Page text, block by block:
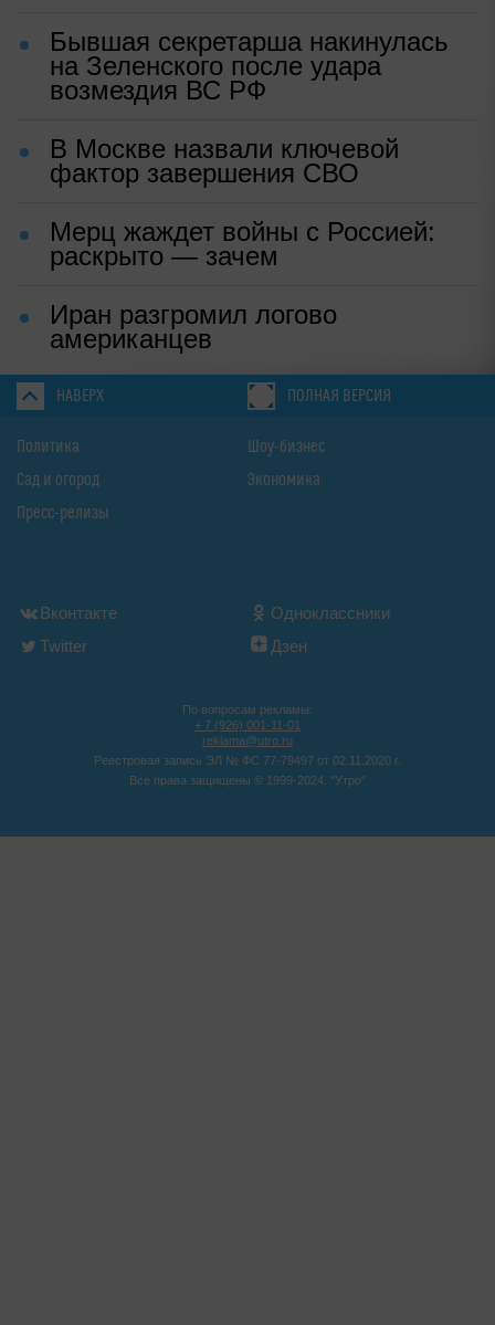
Бывшая секретарша накинулась
на Зеленского после удара
возмездия ВС РФ
В Москве назвали ключевой
фактор завершения СВО
Мерц жаждет войны с Россией:
раскрыто — зачем
Иран разгромил логово
американцев
НАВЕРХ ПОЛНАЯ ВЕРСИЯ
Политика
Сад и огород
Пресс-релизы
Шоу-бизнес
Экономика
Вконтакте
Одноклассники
Twitter
Дзен
По вопросам рекламы:
+ 7 (926) 001-11-01
reklama@utro.ru
Реестровая запись ЭЛ № ФС 77-79497 от 02.11.2020 г.
Все права защищены © 1999-2024. "Утро"